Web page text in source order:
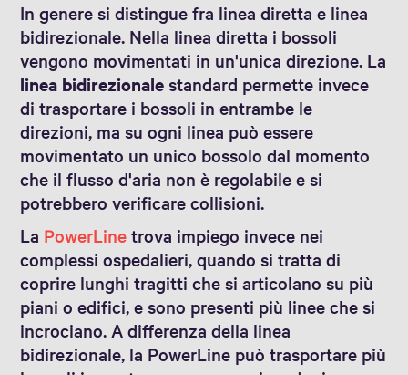
In genere si distingue fra linea diretta e linea
bidirezionale. Nella linea diretta i bossoli
vengono movimentati in un'unica direzione. La
linea bidirezionalestandard permette invece
di trasportare i bossoli in entrambe le
direzioni, ma su ogni linea può essere
movimentato un unico bossolo dal momento
che il flusso d'aria non è regolabile e si
potrebbero verificare collisioni.
La PowerLinetrova impiego invece nei
complessi ospedalieri, quando si tratta di
coprire lunghi tragitti che si articolano su più
piani o edifici, e sono presenti più linee che si
incrociano. A differenza della linea
bidirezionale, la PowerLine può trasportare più